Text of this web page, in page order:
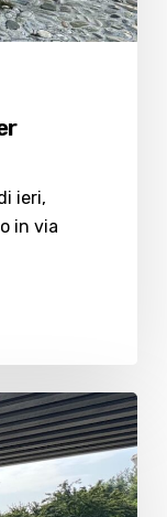
ieri,
in via